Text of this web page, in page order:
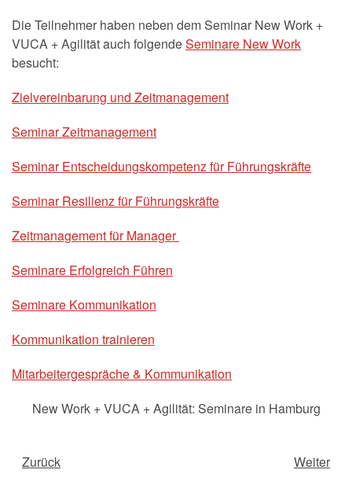
Die Teilnehmer haben neben dem Seminar New Work +
VUCA + Agilität auch folgendeSeminare New Work
besucht:
Zielvereinbarung und Zeitmanagement
Seminar Zeitmanagement
Seminar Entscheidungskompetenz für Führungskräfte
Seminar Resilienz für Führungskräfte
Zeitmanagement für Manager
Seminare Erfolgreich Führen
Seminare Kommunikation
Kommunikation trainieren
Mitarbeitergespräche & Kommunikation
New Work + VUCA + Agilität: Seminare in Hamburg
Zurück Weiter